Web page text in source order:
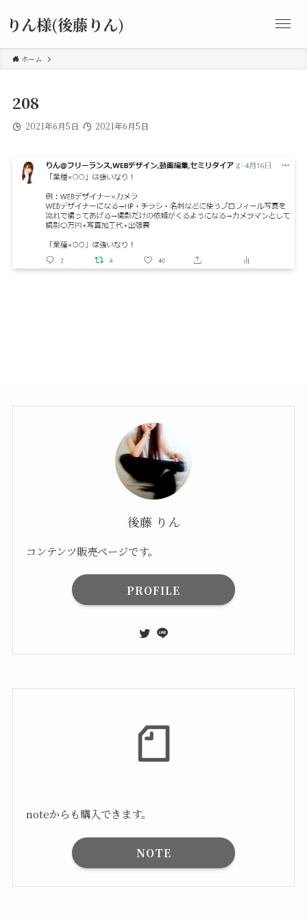
りん様(後藤りん)
ホーム
208
2021年6月5日 2021年6月5日
後藤 りん
コンテンツ販売ページです。
PROFILE
noteからも購入できます。
NOTE